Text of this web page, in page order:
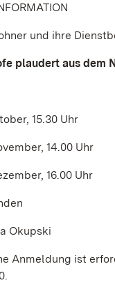
und ihre
plaudert aus dem
15.30 Uhr
14.00 Uhr
16.00 Uhr
Okupski
Anmeldung ist